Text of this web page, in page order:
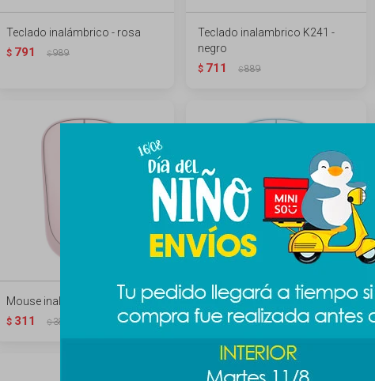
Teclado inalámbrico - rosa
$ 791 $989
Teclado inalambrico K241 -
negro
$ 711 $889
Mouse inalambrico - rosa
$ 311 $389
Mouse inalambrico - celeste
$ 311 $389